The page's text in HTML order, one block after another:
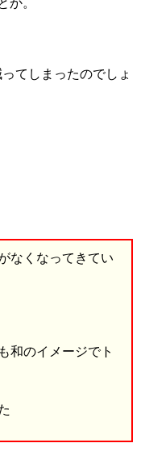
か。
てしまったのでしょ
なくなってきてい
和のイメージでト